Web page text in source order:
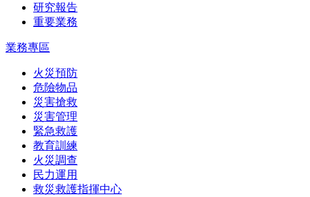
研究報告
重要業務
業務專區
火災預防
危險物品
災害搶救
災害管理
緊急救護
教育訓練
火災調查
民力運用
救災救護指揮中心